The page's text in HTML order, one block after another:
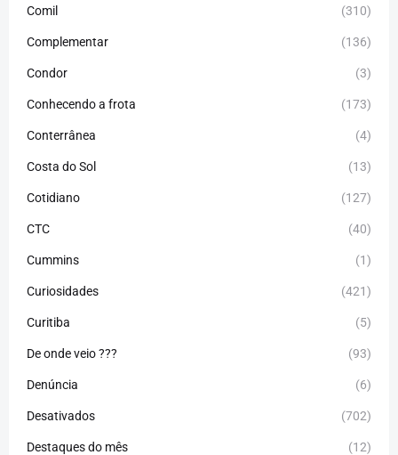
Comil (310)
Complementar (136)
Condor (3)
Conhecendo a frota (173)
Conterrânea (4)
Costa do Sol (13)
Cotidiano (127)
CTC (40)
Cummins (1)
Curiosidades (421)
Curitiba (5)
De onde veio ??? (93)
Denúncia (6)
Desativados (702)
Destaques do mês (12)